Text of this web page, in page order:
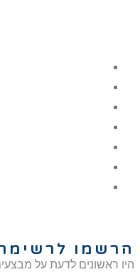
הרשמו
היו ראשונים לדעת על